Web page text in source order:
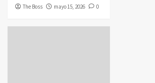
The Boss mayo 15, 2026 0